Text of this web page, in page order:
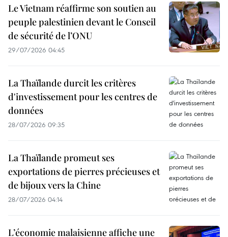
Le Vietnam réaffirme son soutien au
peuple palestinien devant le Conseil
de sécurité de l’ONU
29/07/2026 04:45
La Thaïlande durcit les critères
d'investissement pour les centres de
données
28/07/2026 09:35
La Thaïlande promeut ses
exportations de pierres précieuses et
de bijoux vers la Chine
28/07/2026 04:14
L’économie malaisienne affiche une